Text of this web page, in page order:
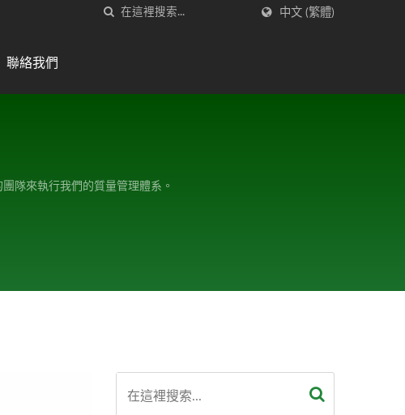
中文 (繁體)
聯絡我們
隊來執行我們的質量管理體系。